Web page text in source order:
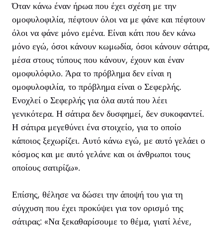
Όταν κάνω έναν ήρωα που έχει σχέση με την
ομοφυλοφιλία, πέφτουν όλοι να με φάνε και πέφτουν
όλοι να φάνε μόνο εμένα. Είναι κάτι που δεν κάνω
μόνο εγώ, όσοι κάνουν κωμωδία, όσοι κάνουν σάτιρα,
μέσα στους τύπους που κάνουν, έχουν και έναν
ομοφυλόφιλο. Άρα το πρόβλημα δεν είναι η
ομοφυλοφιλία, το πρόβλημα είναι ο Σεφερλής.
Ενοχλεί ο Σεφερλής για όλα αυτά που λέει
γενικότερα. Η σάτιρα δεν δυσφημεί, δεν συκοφαντεί.
Η σάτιρα μεγεθύνει ένα στοιχείο, για το οποίο
κάποιος ξεχωρίζει. Αυτό κάνω εγώ, με αυτό γελάει ο
κόσμος και με αυτό γελάνε και οι άνθρωποι τους
οποίους σατιρίζω».
Επίσης, θέλησε να δώσει την άποψή του για τη
σύγχυση που έχει προκύψει για τον ορισμό της
σάτιρας: «Να ξεκαθαρίσουμε το θέμα, γιατί λένε,